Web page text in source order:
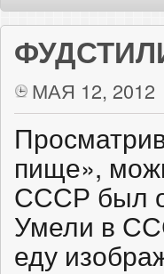
МАЯ 12, 2012
пище»,
СССР был
Умели в
еду